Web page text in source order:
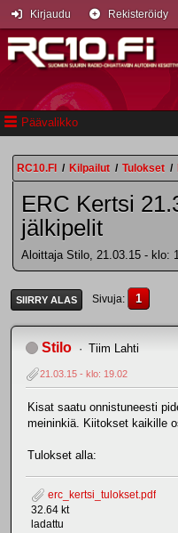
Päävalikko
Kirjaudu Rekisteröidy
RC10.FI / Kilpailut / Tulokset /
ERC Kertsi
jälkipelit
Aloittaja Stilo, 21.03.15 - klo:
SIIRRY ALAS Sivuja 1
Stilo Tiim Lahti
21.03.15 - klo: 19.02
Kisat saatu onnistuneesti
meininkiä. Kiitokset kaikille
Tulokset alla:
erc_kertsi_tulokset.pdf
32.64 kt
ladattu